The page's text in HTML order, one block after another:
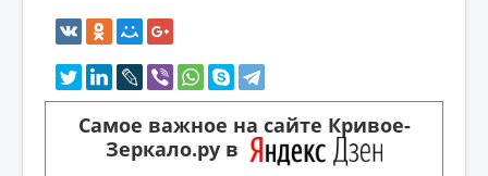
Самое важное на сайте Кривое-
Зеркало.ру в